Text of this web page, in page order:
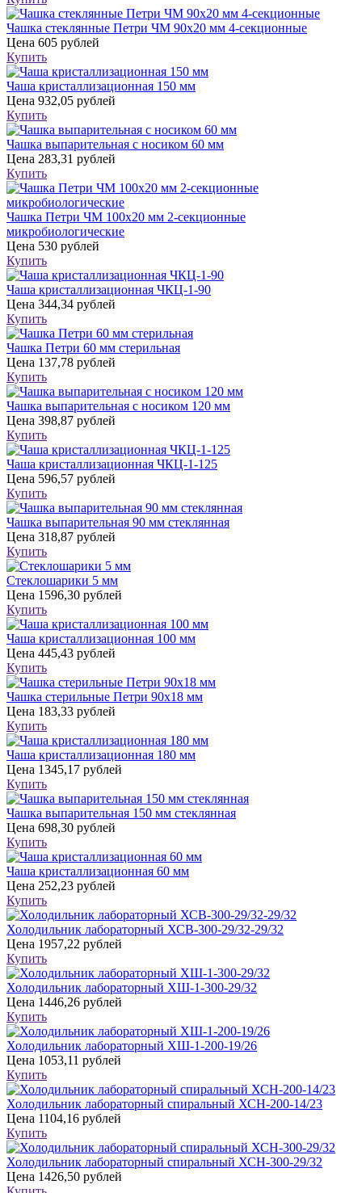
Чашка стеклянные Петри ЧМ 90х20 мм 4-секционные
Цена 605 рублей
Купить
Чаша кристаллизационная 150 мм
Цена 932,05 рублей
Купить
Чашка выпарительная с носиком 60 мм
Цена 283,31 рублей
Купить
Чашка Петри ЧМ 100х20 мм 2-секционные
микробиологические
Цена 530 рублей
Купить
Чаша кристаллизационная ЧКЦ-1-90
Цена 344,34 рублей
Купить
Чашка Петри 60 мм стерильная
Цена 137,78 рублей
Купить
Чашка выпарительная с носиком 120 мм
Цена 398,87 рублей
Купить
Чаша кристаллизационная ЧКЦ-1-125
Цена 596,57 рублей
Купить
Чашка выпарительная 90 мм стеклянная
Цена 318,87 рублей
Купить
Стеклошарики 5 мм
Цена 1596,30 рублей
Купить
Чаша кристаллизационная 100 мм
Цена 445,43 рублей
Купить
Чашка стерильные Петри 90х18 мм
Цена 183,33 рублей
Купить
Чаша кристаллизационная 180 мм
Цена 1345,17 рублей
Купить
Чашка выпарительная 150 мм стеклянная
Цена 698,30 рублей
Купить
Чаша кристаллизационная 60 мм
Цена 252,23 рублей
Купить
Холодильник лабораторный ХСВ-300-29/32-29/32
Цена 1957,22 рублей
Купить
Холодильник лабораторный ХШ-1-300-29/32
Цена 1446,26 рублей
Купить
Холодильник лабораторный ХШ-1-200-19/26
Цена 1053,11 рублей
Купить
Холодильник лабораторный спиральный ХСН-200-14/23
Цена 1104,16 рублей
Купить
Холодильник лабораторный спиральный ХСН-300-29/32
Цена 1426,50 рублей